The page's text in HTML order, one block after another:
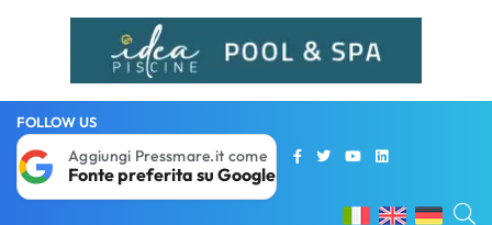
FOLLOW US
Aggiungi Pressmare.it come
Fonte preferita su Google